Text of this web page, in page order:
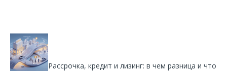
Рассрочка, кредит и лизинг: в чем разница и что